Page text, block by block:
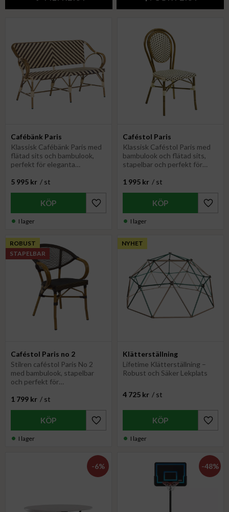
Cafébänk Paris
Klassisk Cafébänk Paris med
flätad sits och bambulook,
perfekt för eleganta
stilren
5 995 kr / st
Lägg till i favoriter
I lager
Caféstol Paris
Klassisk Caféstol Paris med
bambulook och flätad sits,
stapelbar och perfekt för
1 995 kr / st
Lägg
I lager
Caféstol Paris no 2
Stilren caféstol Paris No 2
med bambulook, stapelbar
och perfekt för
och lätt att förvara
1 799 kr / st
ROBUST
STAPELBAR
Lägg till i favoriter
I lager
Klätterställning
Lifetime Klätterställning –
Robust och Säker Lekplats
4 725 kr / st
NYHET
Lägg
I lager
6% 48%